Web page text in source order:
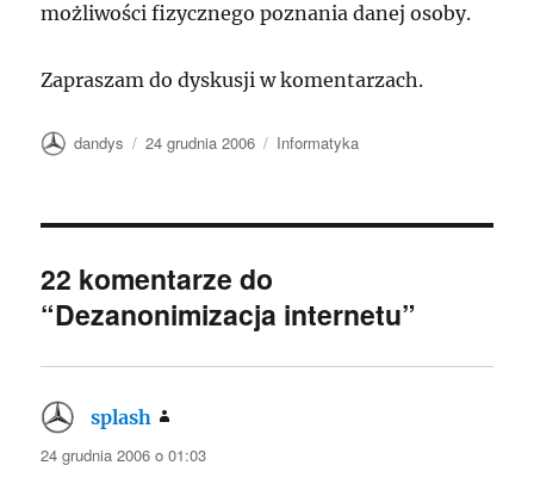
możliwości fizycznego poznania danej osoby.
Zapraszam do dyskusji w komentarzach.
Autor
dandys
Data
24 grudnia 2006 Kategorie
Informatyka
22 komentarze do
“Dezanonimizacja internetu”
splash
24 grudnia 2006 o 01:03